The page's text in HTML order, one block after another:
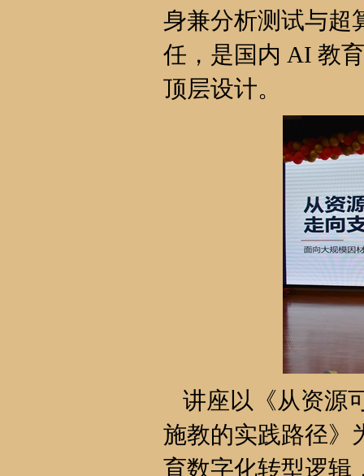
身兼分析测试与超
任，是国内 AI 教
顶层设计。
讲座以《从资源
施教的实践路径》
育数字化转型逻辑